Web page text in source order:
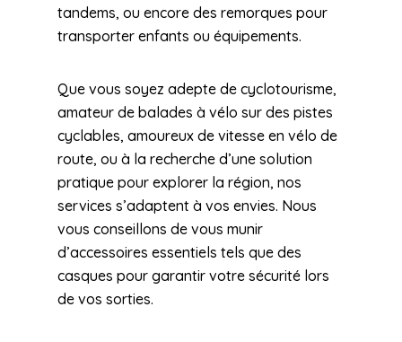
tandems, ou encore des remorques pour
transporter enfants ou équipements.
Que vous soyez adepte de cyclotourisme,
amateur de balades à vélo sur des pistes
cyclables, amoureux de vitesse en vélo de
route, ou à la recherche d’une solution
pratique pour explorer la région, nos
services s’adaptent à vos envies. Nous
vous conseillons de vous munir
d’accessoires essentiels tels que des
casques pour garantir votre sécurité lors
de vos sorties.